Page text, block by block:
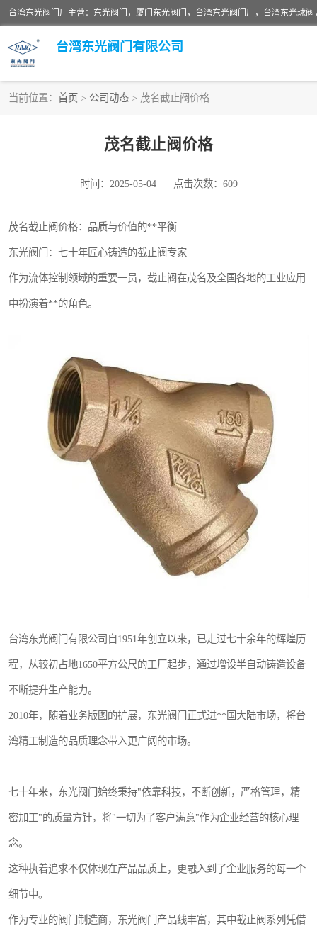
台湾东光阀门厂主营：东光阀门，厦门东光阀门，台湾东光阀门厂，台湾东光球
台湾东光阀门有限公司
当前位置： 首页 > 公司动态 > 茂名截止阀价格
茂名截止阀价格
时间：2025-05-04 点击次数：609
茂名截止阀价格：品质与价值的**平衡
东光阀门：七十年匠心铸造的截止阀专家
作为流体控制领域的重要一员，截止阀在茂名及全国各地的工业应用
中扮演着**的角色。
台湾东光阀门有限公司自1951年创立以来，已走过七十余年的辉煌历
程，从较初占地1650平方公尺的工厂起步，通过增设半自动铸造设备
不断提升生产能力。
2010年，随着业务版图的扩展，东光阀门正式进**国大陆市场，将台
湾精工制造的品质理念带入更广阔的市场。
七十年来，东光阀门始终秉持"依靠科技，不断创新，严格管理，精
密加工"的质量方针，将"一切为了客户满意"作为企业经营的核心理
念。
这种执着追求不仅体现在产品品质上，更融入到了企业服务的每一个
细节中。
作为专业的阀门制造商，东光阀门产品线丰富，其中截止阀系列凭借
东光升杆式闸阀
台湾东光水利控制阀
东光球阀
东光气动阀
东光疏水阀
东光电动阀